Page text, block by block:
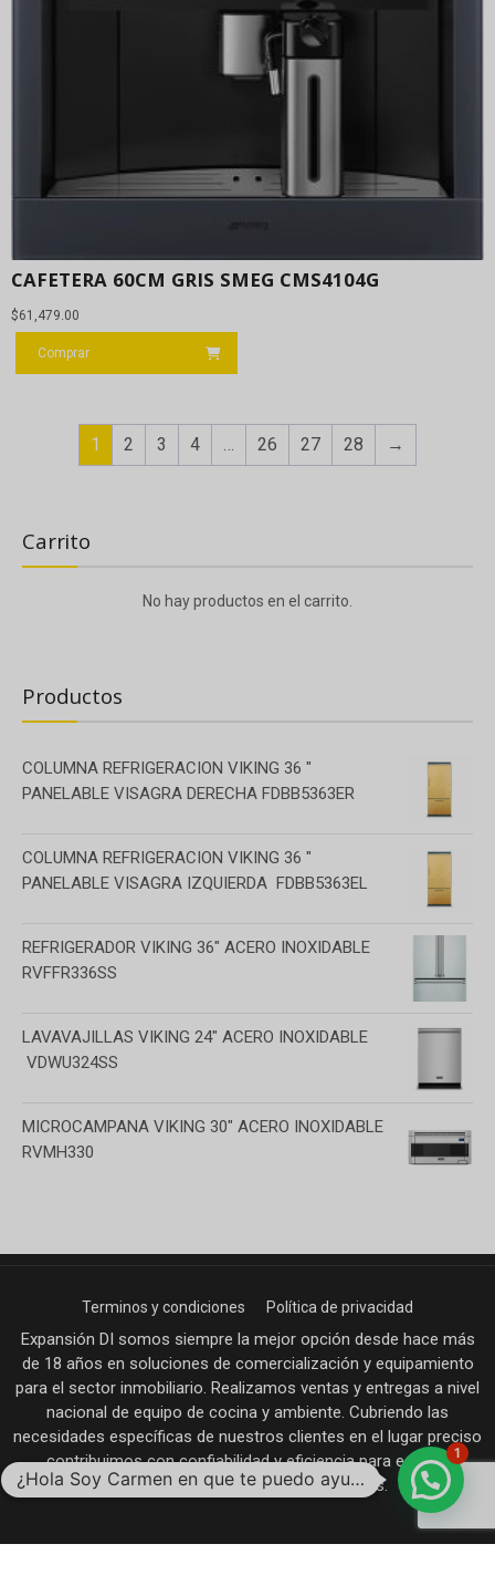
CAFETERA 60CM GRIS SMEG CMS4104G
$61,479.00
Comprar
1 2 3 4 … 26 27 28 →
Carrito
No hay productos en el carrito.
Productos
COLUMNA REFRIGERACION VIKING 36 "
PANELABLE VISAGRA DERECHA FDBB5363ER
COLUMNA REFRIGERACION VIKING 36 "
PANELABLE VISAGRA IZQUIERDA FDBB5363EL
REFRIGERADOR VIKING 36" ACERO INOXIDABLE
RVFFR336SS
LAVAVAJILLAS VIKING 24" ACERO INOXIDABLE
VDWU324SS
MICROCAMPANA VIKING 30" ACERO INOXIDABLE
RVMH330
Terminos y condiciones Política de privacidad
Expansión DI somos siempre la mejor opción desde hace más
de 18 años en soluciones de comercialización y equipamiento
para el sector inmobiliario. Realizamos ventas y entregas a nivel
nacional de equipo de cocina y ambiente. Cubriendo las
necesidades específicas de nuestros clientes en el lugar preciso
contribuimos con confiabilidad y eficiencia para equipar
desarrollos de vivienda, hoteles y más.
¿Hola Soy Carmen en que te puedo ayudar?
1